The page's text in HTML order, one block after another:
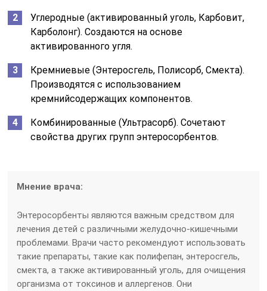
Углеродные (активированный уголь, Карбовит,
Карболонг). Создаются на основе
активированного угля.
Кремниевые (Энтеросгель, Полисорб, Смекта).
Производятся с использованием
кремнийсодержащих компонентов.
Комбинированные (Ультрасорб). Сочетают
свойства других групп энтеросорбентов.
Мнение врача:
Энтеросорбенты являются важным средством для
лечения детей с различными желудочно-кишечными
проблемами. Врачи часто рекомендуют использовать
такие препараты, такие как полифепан, энтеросгель,
смекта, а также активированный уголь, для очищения
организма от токсинов и аллергенов. Они